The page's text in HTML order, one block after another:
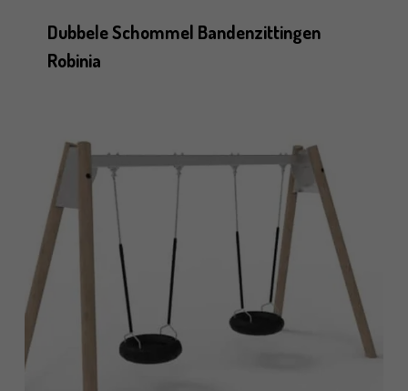
Dubbele Schommel Bandenzittingen
Robinia